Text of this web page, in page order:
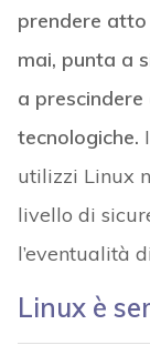
prendere atto
mai, punta a
a
tecnologiche.
utilizzi Linux
livello di
l’eventualità
Linux è